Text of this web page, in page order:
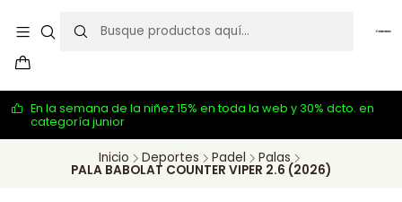
En la semana de la niñez 15% en toda la web y 30% dcto. en
categoría junior
Inicio Deportes Padel Palas
PALA BABOLAT COUNTER VIPER 2.6 (2026)